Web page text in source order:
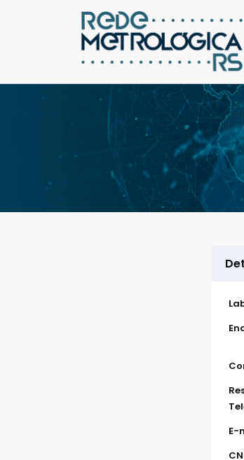
E-